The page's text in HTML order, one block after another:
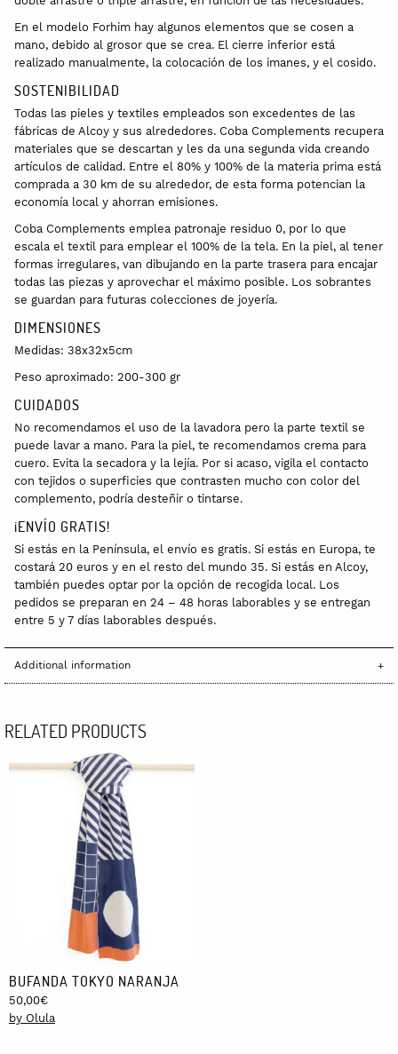
En el modelo Forhim hay algunos elementos que se cosen a
mano, debido al grosor que se crea. El cierre inferior está
realizado manualmente, la colocación de los imanes, y el cosido.
SOSTENIBILIDAD
Todas las pieles y textiles empleados son excedentes de las
fábricas de Alcoy y sus alrededores. Coba Complements recupera
materiales que se descartan y les da una segunda vida creando
artículos de calidad. Entre el 80% y 100% de la materia prima está
comprada a 30 km de su alrededor, de esta forma potencian la
economía local y ahorran emisiones.
Coba Complements emplea patronaje residuo 0, por lo que
escala el textil para emplear el 100% de la tela. En la piel, al tener
formas irregulares, van dibujando en la parte trasera para encajar
todas las piezas y aprovechar el máximo posible. Los sobrantes
se guardan para futuras colecciones de joyería.
DIMENSIONES
Medidas: 38x32x5cm
Peso aproximado: 200-300 gr
CUIDADOS
No recomendamos el uso de la lavadora pero la parte textil se
puede lavar a mano. Para la piel, te recomendamos crema para
cuero. Evita la secadora y la lejía. Por si acaso, vigila el contacto
con tejidos o superficies que contrasten mucho con color del
complemento, podría desteñir o tintarse.
¡ENVÍO GRATIS!
Si estás en la Península, el envío es gratis. Si estás en Europa, te
costará 20 euros y en el resto del mundo 35. Si estás en Alcoy,
también puedes optar por la opción de recogida local. Los
pedidos se preparan en 24 – 48 horas laborables y se entregan
entre 5 y 7 días laborables después.
Additional information
RELATED PRODUCTS
BUFANDA TOKYO NARANJA
50,00€
by Olula